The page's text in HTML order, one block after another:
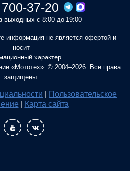
37-20
выходных с 8:00 до 19:00
информация не является офертой и
носит
характер.
«Мототех». © 2004–2026. Все права
защищены.
Пользовательское
Карта сайта